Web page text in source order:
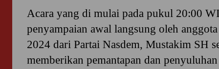
Acara yang di mulai pada pukul 20:00
penyampaian awal langsung oleh
2024 dari Partai Nasdem, Mustakim SH
memberikan pemantapan dan